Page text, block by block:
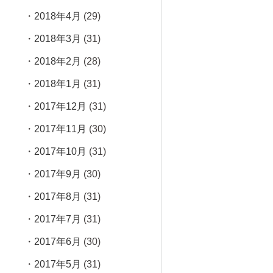
2018年4月 (29)
2018年3月 (31)
2018年2月 (28)
2018年1月 (31)
2017年12月 (31)
2017年11月 (30)
2017年10月 (31)
2017年9月 (30)
2017年8月 (31)
2017年7月 (31)
2017年6月 (30)
2017年5月 (31)